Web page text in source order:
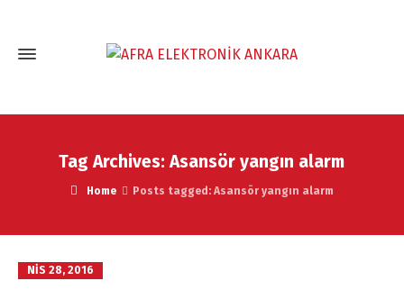
Tag Archives: Asansör yangın alarm
Home Posts tagged: Asansör yangın alarm
NIS 28, 2016